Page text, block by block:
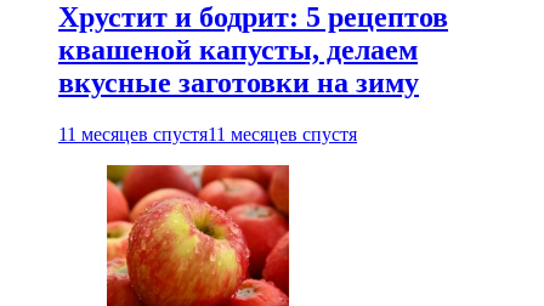
Хрустит и бодрит: 5 рецептов
квашеной капусты, делаем
вкусные заготовки на зиму
11 месяцев спустя11 месяцев спустя